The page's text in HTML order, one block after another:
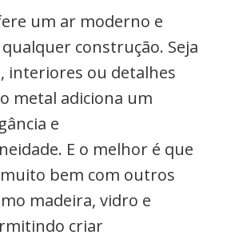
um ar moderno e
construção. Seja
interiores ou detalhes
metal adiciona um
e
E o melhor é que
bem com outros
madeira, vidro e
criar